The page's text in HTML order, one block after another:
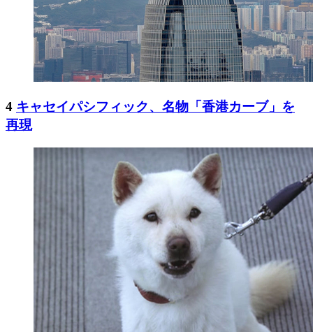
4 キャセイパシフィック、名物「香港カーブ」を
再現